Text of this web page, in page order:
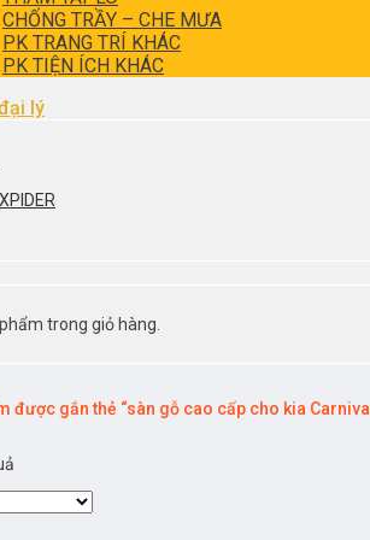
CHỐNG TRẦY – CHE MƯA
PK TRANG TRÍ KHÁC
PK TIỆN ÍCH KHÁC
lý
trong giỏ hàng.
được gắn thẻ “sàn gỗ cao cấp cho kia